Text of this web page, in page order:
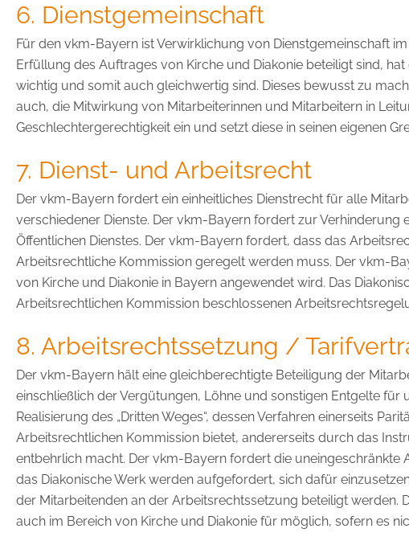
6. Dienstgemeinschaft
Für den vkm-Bayern ist Verwirklichung von Dienstgemeinschaft
Erfüllung des Auftrages von Kirche und Diakonie beteiligt sind,
wichtig und somit auch gleichwertig sind. Dieses bewusst zu
auch, die Mitwirkung von Mitarbeiterinnen und Mitarbeitern in
Geschlechtergerechtigkeit ein und setzt diese in seinen eigenen
7. Dienst- und Arbeitsrecht
Der vkm-Bayern fordert ein einheitliches Dienstrecht für alle
verschiedener Dienste. Der vkm-Bayern fordert zur
Öffentlichen Dienstes. Der vkm-Bayern fordert, dass das
Arbeitsrechtliche Kommission geregelt werden muss. Der vkm-
von Kirche und Diakonie in Bayern angewendet wird. Das
Arbeitsrechtlichen Kommission beschlossenen
8. Arbeitsrechtssetzung /
Der vkm-Bayern hält eine gleichberechtigte Beteiligung der
einschließlich der Vergütungen, Löhne und sonstigen Entgelte
Realisierung des „Dritten Weges“, dessen Verfahren einerseits
Arbeitsrechtlichen Kommission bietet, andererseits durch das
entbehrlich macht. Der vkm-Bayern fordert die uneingeschränkte
das Diakonische Werk werden aufgefordert, sich dafür
der Mitarbeitenden an der Arbeitsrechtssetzung beteiligt
auch im Bereich von Kirche und Diakonie für möglich, sofern es